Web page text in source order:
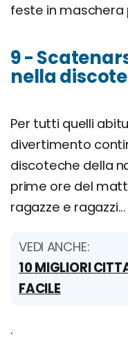
feste in maschera
9 -
nella
Per tutti quelli
divertimento
discoteche della
prime ore del
ragazze e
VEDI ANCHE:
10 MIGLIORI
FACILE
.